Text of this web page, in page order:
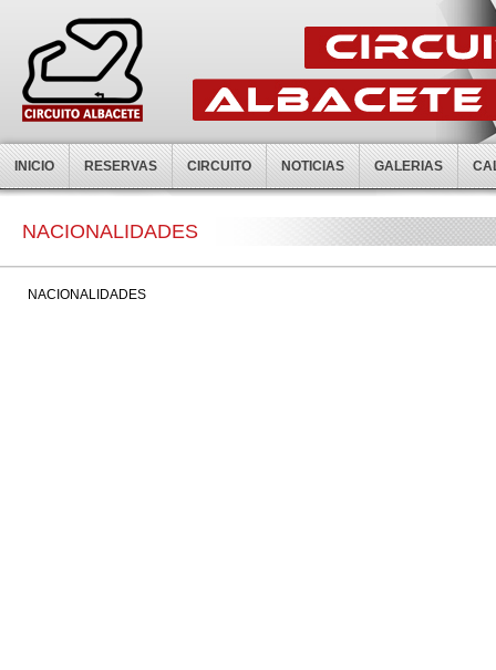
INICIO RESERVAS CIRCUITO NOTICIAS GALERIAS
NACIONALIDADES
NACIONALIDADES